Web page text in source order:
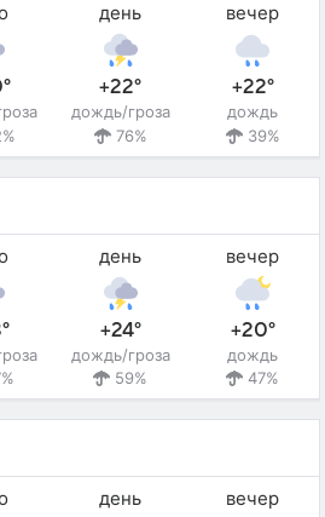
день
+22°
дождь/гроза
76%
вечер
+22°
дождь
39%
день
+24°
дождь/гроза
59%
вечер
+20°
дождь
47%
день вечер